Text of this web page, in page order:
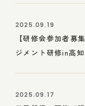
2025.09.19
【研修会参加者
ジメント研修in高
2025.09.17